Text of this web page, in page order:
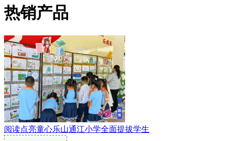
热销产品
阅读点亮童心乐山通江小学全面提拔学生